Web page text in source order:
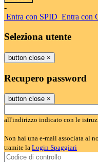
-
Entra con SPID Entra con
Seleziona utente
button close ×
Recupero password
button close ×
all'indirizzo indicato con le
Non hai una e-mail associata al
tramite la Login Spaggiari